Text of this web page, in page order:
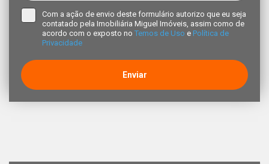
Com a ação de envio deste formulário autorizo que eu seja
contatado pela Imobiliária Miguel Imóveis, assim como de
acordo com o exposto no Temos de Uso e Política de
Privacidade
Enviar